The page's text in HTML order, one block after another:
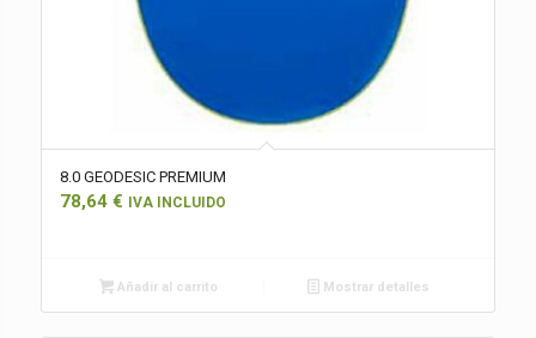
8.0 GEODESIC PREMIUM
78,64 € IVA INCLUIDO
Añadir al carrito Mostrar detalles